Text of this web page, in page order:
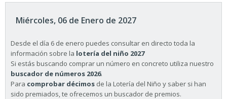
Miércoles, 06 de Enero de 2027
Desde el día 6 de enero puedes consultar en directo toda la
información sobre la lotería del niño 2027
Si estás buscando comprar un número en concreto utiliza nuestro
buscador de números 2026.
Para comprobar décimos de la Lotería del Niño y saber si han
sido premiados, te ofrecemos un buscador de premios.